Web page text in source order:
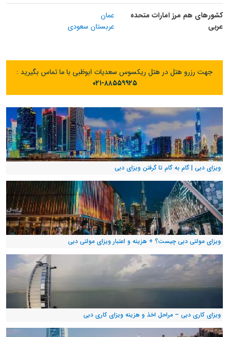
کشورهای هم مرز امارات متحده
عربی
عمان
عربستان سعودی
جهت رزرو هتل در هتل ریکسوس سعدیات ابوظبی با ما تماس بگیرید :
۰۲۱-۸۸۵۵۹۹۲۵
ویزای دبی | گام به گام تا گرفتن ویزای دبی
ویزای مولتی دبی چیست؟ + هزینه و اعتبار ویزای مولتی دبی
ویزای کاری دبی – مراحل اخذ و هزینه ویزای کاری دبی